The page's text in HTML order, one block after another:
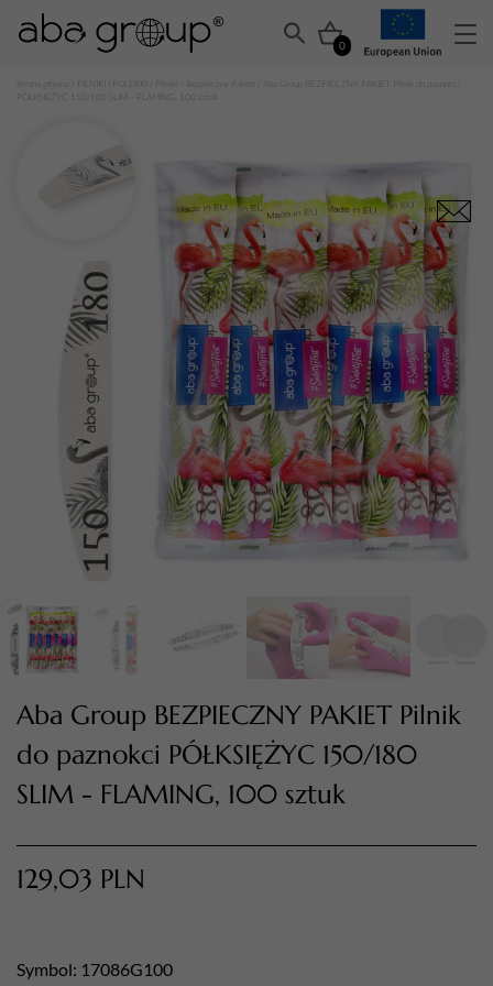
0
TWÓJ KOSZYK (0
PRZEJDŹ DO KOSZYKA
PILNIKI I POLERKI Pilniki Bezpieczny Pakiet
/ Aba Group BEZPIECZNY PAKIET Pilnik do paznokci
PÓŁKSIĘŻYC 150/180 SLIM – FLAMING, 100 sztuk
Aba Group BEZPIECZNY PAKIET Pilnik
do paznokci PÓŁKSIĘŻYC 150/180
SLIM - FLAMING, 100 sztuk
129,03 PLN
Symbol: 17086G100